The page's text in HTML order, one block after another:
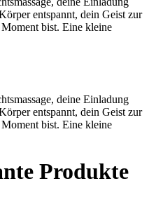
entspannt, dein Geist zur
bist. Eine kleine
deine Einladung
entspannt, dein Geist zur
bist. Eine kleine
Produkte